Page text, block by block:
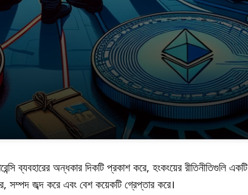
ব্যবহারের অন্ধকার দিকটি প্রকাশ করে, হংকংয়ের রীতিনীতিগুলি একটি
সম্পদ জব্দ করে এবং বেশ কয়েকটি গ্রেপ্তার করে।